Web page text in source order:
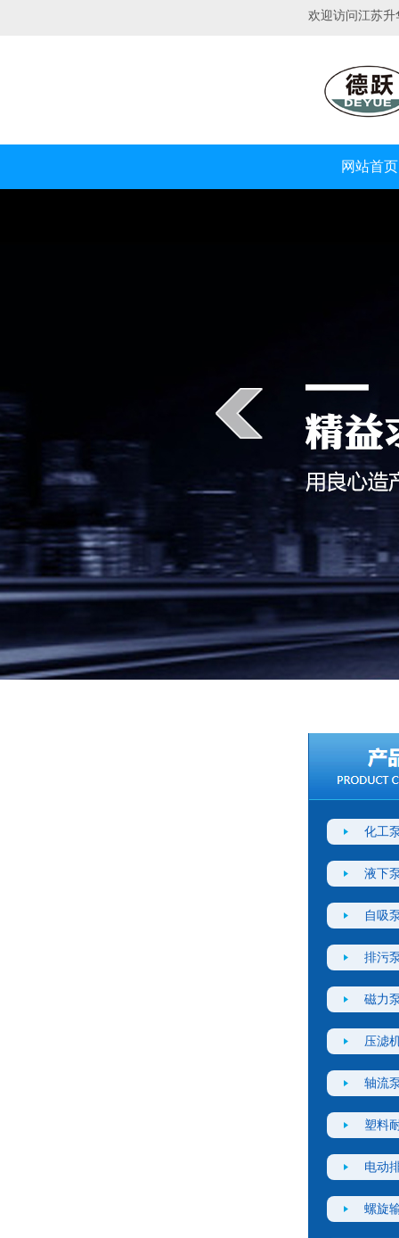
欢迎访问江苏
网站首页
化工
液下
自吸
排污
磁力
压滤
轴流
塑料
电动
螺旋